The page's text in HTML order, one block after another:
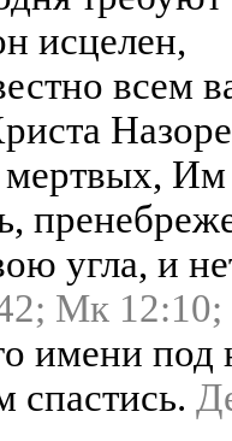
исцелен,
всем
угла, и
Мк 12:10;
имени
спастись.